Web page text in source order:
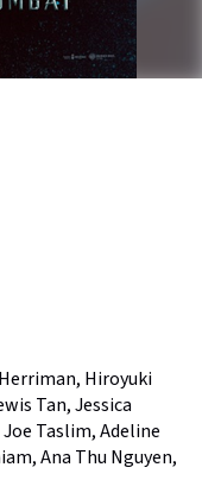
Hiroyuki
Tan, Jessica
Taslim, Adeline
Ana Thu Nguyen,